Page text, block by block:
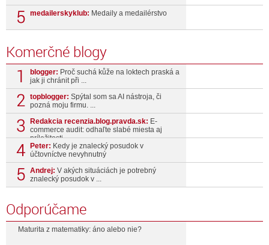
medailerskyklub: Medaily a medailérstvo
Komerčné blogy
blogger: Proč suchá kůže na loktech praská a
jak ji chránit při ...
topblogger: Spýtal som sa AI nástroja, či
pozná moju firmu. ...
Redakcia recenzia.blog.pravda.sk: E-
commerce audit: odhaľte slabé miesta aj
príležitosti ...
Peter: Kedy je znalecký posudok v
účtovníctve nevyhnutný
Andrej: V akých situáciách je potrebný
znalecký posudok v ...
Odporúčame
Maturita z matematiky: áno alebo nie?